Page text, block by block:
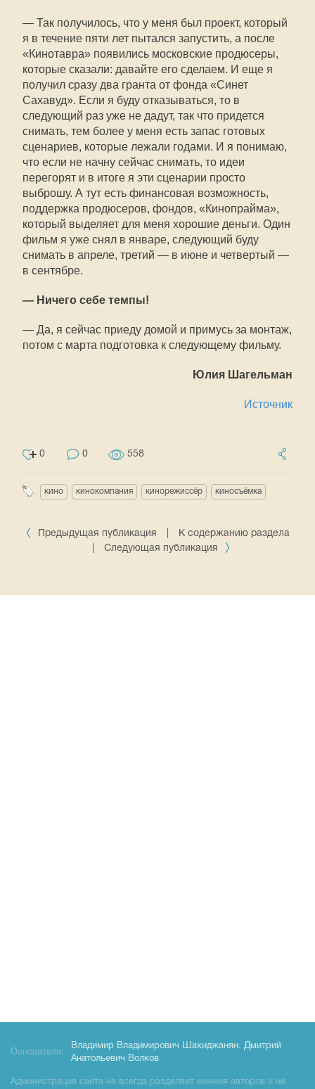
— Так получилось, что у меня был проект, который
я в течение пяти лет пытался запустить, а после
«Кинотавра» появились московские продюсеры,
которые сказали: давайте его сделаем. И еще я
получил сразу два гранта от фонда «Синет
Сахавуд». Если я буду отказываться, то в
следующий раз уже не дадут, так что придется
снимать, тем более у меня есть запас готовых
сценариев, которые лежали годами. И я понимаю,
что если не начну сейчас снимать, то идеи
перегорят и в итоге я эти сценарии просто
выброшу. А тут есть финансовая возможность,
поддержка продюсеров, фондов, «Кинопрайма»,
который выделяет для меня хорошие деньги. Один
фильм я уже снял в январе, следующий буду
снимать в апреле, третий — в июне и четвертый —
в сентябре.
— Ничего себе темпы!
— Да, я сейчас приеду домой и примусь за монтаж,
потом с марта подготовка к следующему фильму.
Юлия Шагельман
Источник
0 0 558
кино кинокомпания кинорежиссёр киносъёмка
Предыдущая публикация
К содержанию раздела
Следующая публикация
Основатели:
Владимир Владимирович Шахиджанян, Дмитрий
Анатольевич Волков
Администрация сайта не всегда разделяет мнения авторов и не